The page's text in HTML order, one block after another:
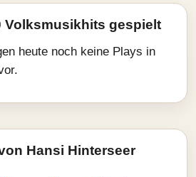
Volksmusikhits gespielt
heute noch keine Plays in
Hansi Hinterseer